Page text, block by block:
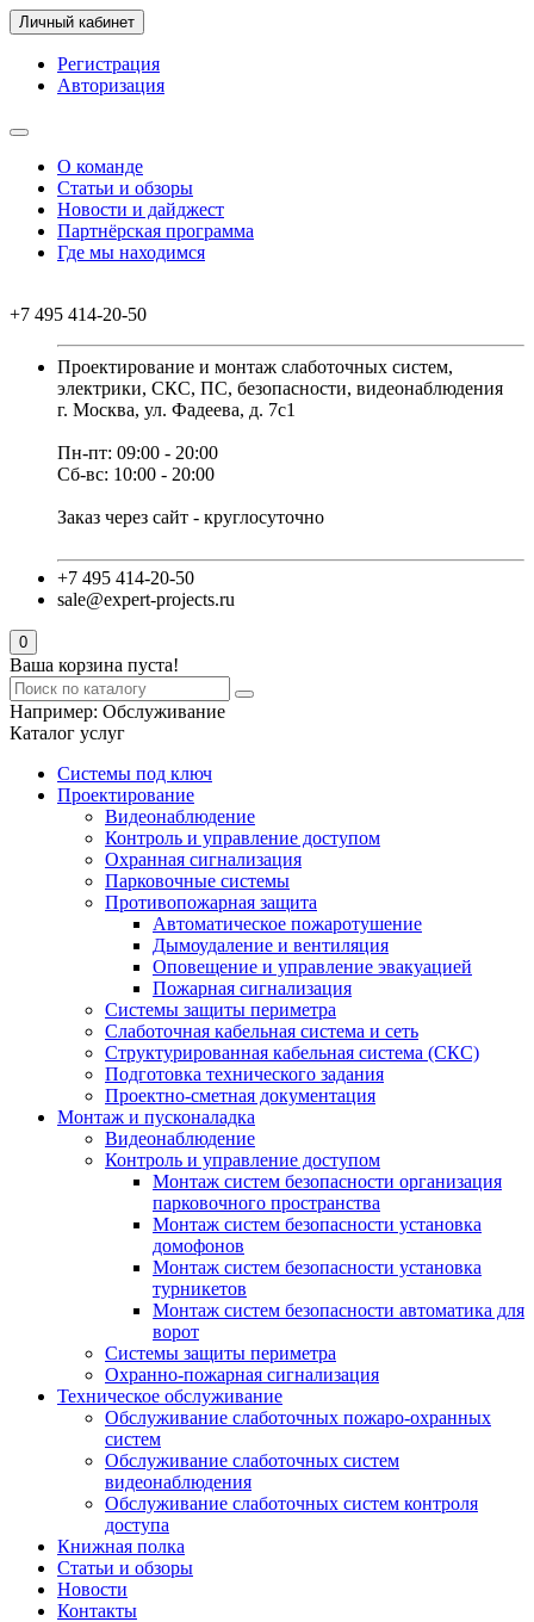
Личный кабинет
Регистрация
Авторизация
О команде
Статьи и обзоры
Новости и дайджест
Партнёрская программа
Где мы находимся
+7 495 414-20-50
Проектирование и монтаж слаботочных систем,
электрики, СКС, ПС, безопасности, видеонаблюдения
г. Москва, ул. Фадеева, д. 7с1
Пн-пт: 09:00 - 20:00
Сб-вс: 10:00 - 20:00
Заказ через сайт - круглосуточно
+7 495 414-20-50
sale@expert-projects.ru
0
Ваша корзина пуста!
Например: Обслуживание
Каталог услуг
Системы под ключ
Проектирование
Видеонаблюдение
Контроль и управление доступом
Охранная сигнализация
Парковочные системы
Противопожарная защита
Автоматическое пожаротушение
Дымоудаление и вентиляция
Оповещение и управление эвакуацией
Пожарная сигнализация
Системы защиты периметра
Слаботочная кабельная система и сеть
Структурированная кабельная система (СКС)
Подготовка технического задания
Проектно-сметная документация
Монтаж и пусконаладка
Видеонаблюдение
Контроль и управление доступом
Монтаж систем безопасности организация
парковочного пространства
Монтаж систем безопасности установка
домофонов
Монтаж систем безопасности установка
турникетов
Монтаж систем безопасности автоматика для
ворот
Системы защиты периметра
Охранно-пожарная сигнализация
Техническое обслуживание
Обслуживание слаботочных пожаро-охранных
систем
Обслуживание слаботочных систем
видеонаблюдения
Обслуживание слаботочных систем контроля
доступа
Книжная полка
Статьи и обзоры
Новости
Контакты